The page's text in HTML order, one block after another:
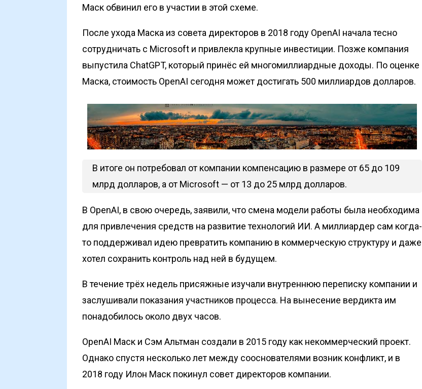
Маск обвинил его в участии в этой схеме.
После ухода Маска из совета директоров в 2018 году OpenAI начала тесно
сотрудничать с Microsoft и привлекла крупные инвестиции. Позже компания
выпустила ChatGPT, который принёс ей многомиллиардные доходы. По оценке
Маска, стоимость OpenAI сегодня может достигать 500 миллиардов долларов.
В итоге он потребовал от компании компенсацию в размере от 65 до 109
млрд долларов, а от Microsoft — от 13 до 25 млрд долларов.
В OpenAI, в свою очередь, заявили, что смена модели работы была необходима
для привлечения средств на развитие технологий ИИ. А миллиардер сам когда-
то поддерживал идею превратить компанию в коммерческую структуру и даже
хотел сохранить контроль над ней в будущем.
В течение трёх недель присяжные изучали внутреннюю переписку компании и
заслушивали показания участников процесса. На вынесение вердикта им
понадобилось около двух часов.
OpenAI Маск и Сэм Альтман создали в 2015 году как некоммерческий проект.
Однако спустя несколько лет между сооснователями возник конфликт, и в
2018 году Илон Маск покинул совет директоров компании.